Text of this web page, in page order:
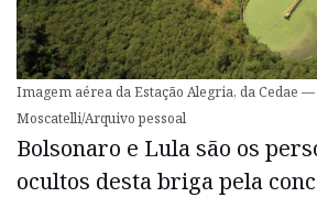
Imagem aérea da Estação Alegria, da Cedae
Moscatelli/Arquivo pessoal
Bolsonaro e Lula são os
ocultos desta briga pela